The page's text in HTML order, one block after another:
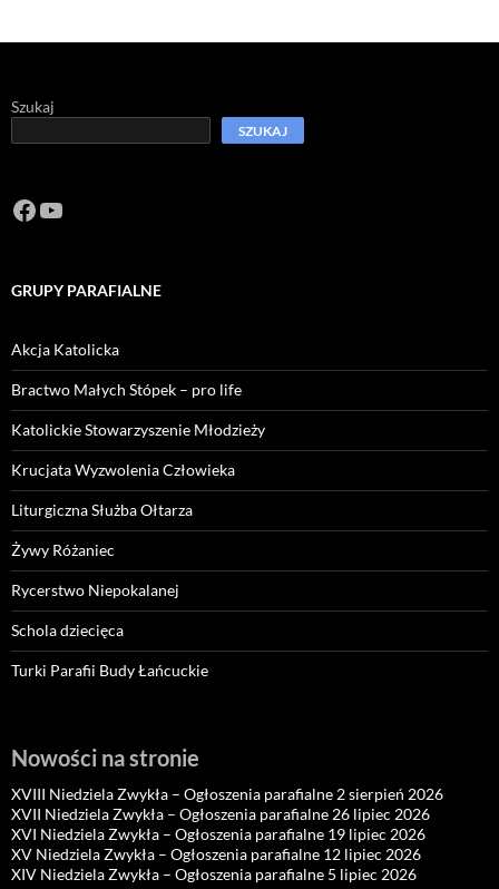
Szukaj
SZUKAJ
Facebook
https://www.youtube.com/channel/
GRUPY PARAFIALNE
Akcja Katolicka
Bractwo Małych Stópek – pro life
Katolickie Stowarzyszenie Młodzieży
Krucjata Wyzwolenia Człowieka
Liturgiczna Służba Ołtarza
Żywy Różaniec
Rycerstwo Niepokalanej
Schola dziecięca
Turki Parafii Budy Łańcuckie
Nowości na stronie
XVIII Niedziela Zwykła – Ogłoszenia parafialne 2 sierpień 2026
XVII Niedziela Zwykła – Ogłoszenia parafialne 26 lipiec 2026
XVI Niedziela Zwykła – Ogłoszenia parafialne 19 lipiec 2026
XV Niedziela Zwykła – Ogłoszenia parafialne 12 lipiec 2026
XIV Niedziela Zwykła – Ogłoszenia parafialne 5 lipiec 2026